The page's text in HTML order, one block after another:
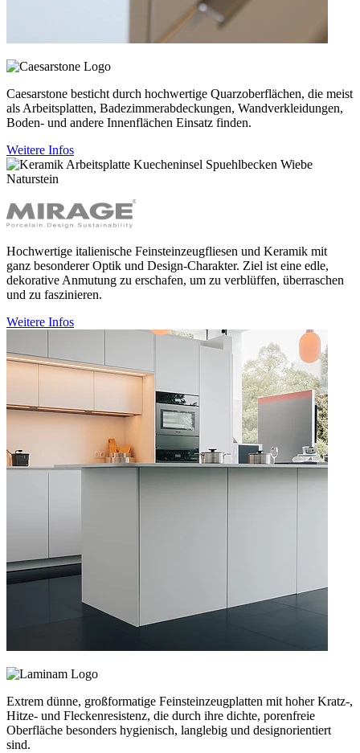
Caesarstone besticht durch hochwertige Quarzoberflächen, die meist
als Arbeitsplatten, Badezimmerabdeckungen, Wandverkleidungen,
Boden- und andere Innenflächen Einsatz finden.
Weitere Infos
Hochwertige italienische Feinsteinzeugfliesen und Keramik mit
ganz besonderer Optik und Design-Charakter. Ziel ist eine edle,
dekorative Anmutung zu erschafen, um zu verblüffen, überraschen
und zu faszinieren.
Weitere Infos
Extrem dünne, großformatige Feinsteinzeugplatten mit hoher Kratz-,
Hitze- und Fleckenresistenz, die durch ihre dichte, porenfreie
Oberfläche besonders hygienisch, langlebig und designorientiert
sind.